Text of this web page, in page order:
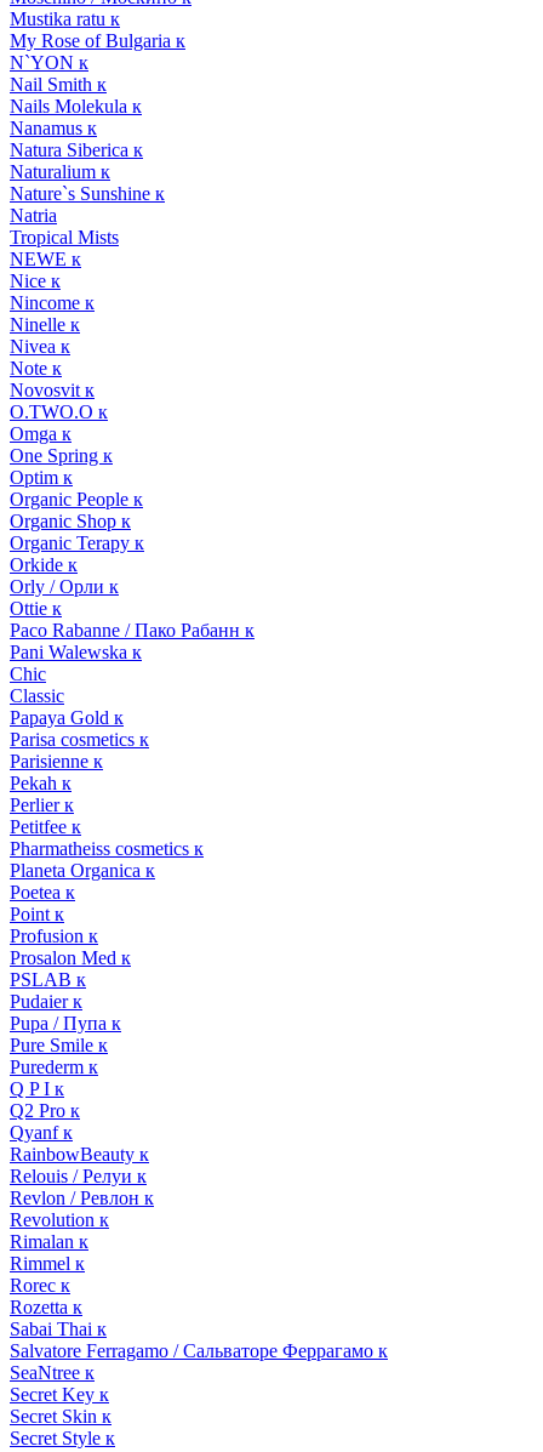
Mustika ratu к
My Rose of Bulgaria к
N`YON к
Nail Smith к
Nails Molekula к
Nanamus к
Natura Siberica к
Naturalium к
Nature`s Sunshine к
Natria
Tropical Mists
NEWE к
Nice к
Nincome к
Ninelle к
Nivea к
Note к
Novosvit к
O.TWO.O к
Omga к
One Spring к
Optim к
Organic People к
Organic Shop к
Organic Terapy к
Orkide к
Orly / Орли к
Ottie к
Paco Rabanne / Пако Рабанн к
Pani Walewska к
Chic
Classic
Papaya Gold к
Parisa cosmetics к
Parisienne к
Pekah к
Perlier к
Petitfee к
Pharmatheiss cosmetics к
Planeta Organica к
Poetea к
Point к
Profusion к
Prosalon Med к
PSLAB к
Pudaier к
Pupa / Пупа к
Pure Smile к
Purederm к
Q P I к
Q2 Pro к
Qyanf к
RainbowBeauty к
Relouis / Релуи к
Revlon / Ревлон к
Revolution к
Rimalan к
Rimmel к
Rorec к
Rozetta к
Sabai Thai к
Salvatore Ferragamo / Сальваторе Феррагамо к
SeaNtree к
Secret Key к
Secret Skin к
Secret Style к